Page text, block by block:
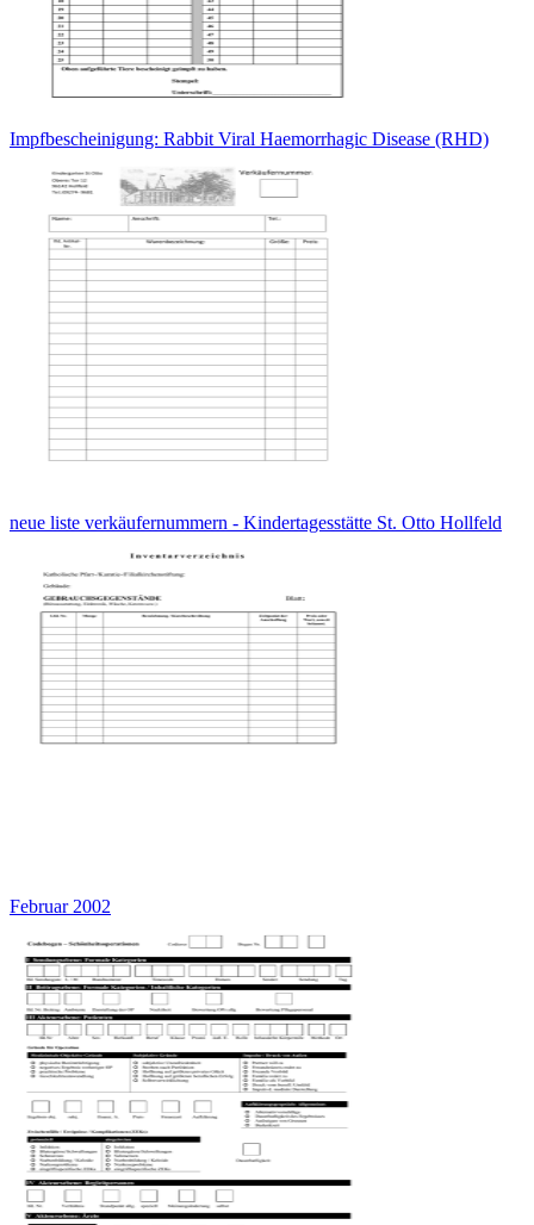
Impfbescheinigung: Rabbit Viral Haemorrhagic Disease (RHD)
neue liste verkäufernummern - Kindertagesstätte St. Otto Hollfeld
Februar 2002